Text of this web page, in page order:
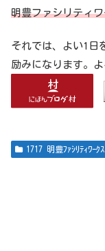
明豊ファシリティ
それでは、よい1日
励みになります。よ
1717 明豊ﾌｧｼﾘﾃｨﾜｰｸｽ